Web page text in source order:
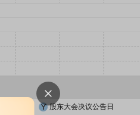
股东大会决议公告日